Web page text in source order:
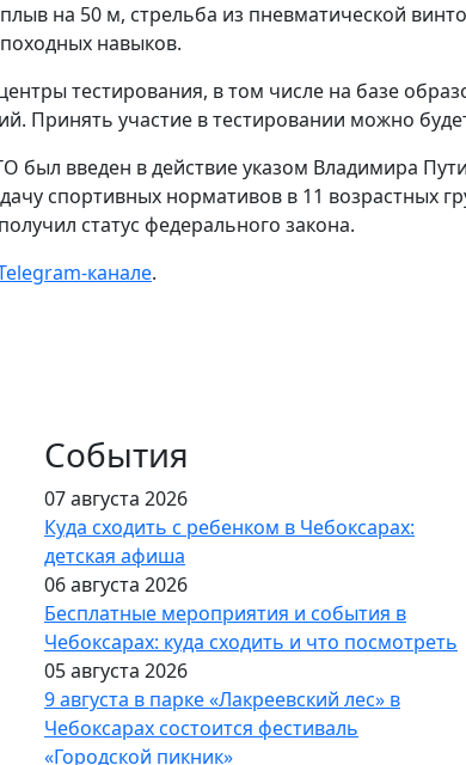
на 50 м, стрельба из пневматической
навыков.
тестирования, в том числе на базе
Принять участие в тестировании можно
был введен в действие указом Владимира
спортивных нормативов в 11 возрастных
статус федерального закона.
канале.
События
07 августа 2026
Куда сходить с ребенком в Чебоксарах:
детская афиша
06 августа 2026
Бесплатные мероприятия и события в
Чебоксарах: куда сходить и что посмотреть
05 августа 2026
9 августа в парке «Лакреевский лес» в
Чебоксарах состоится фестиваль
«Городской пикник»